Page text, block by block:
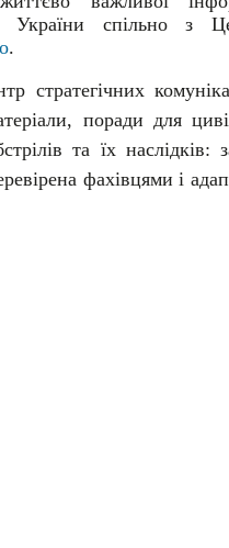
України спільно з
.
стратегічних
поради для
та їх наслідків:
фахівцями і